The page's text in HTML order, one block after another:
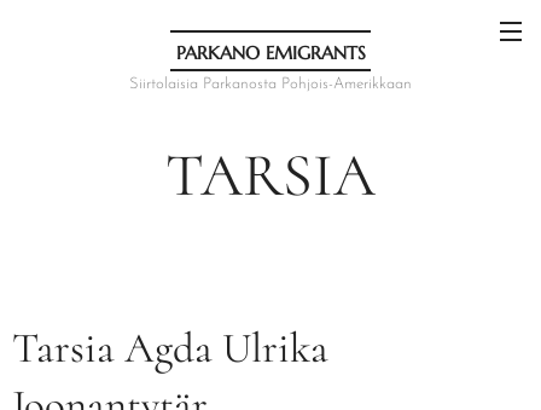
PARKANO EMIGRANTS
Siirtolaisia Parkanosta Pohjois-Amerikkaan
TARSIA
Tarsia Agda Ulrika